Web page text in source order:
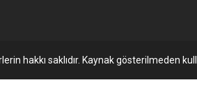
hakkı saklıdır. Kaynak gösterilmeden